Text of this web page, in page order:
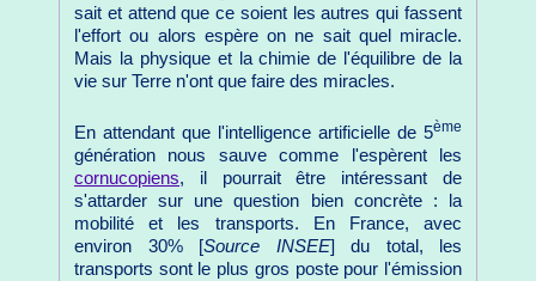
sait et attend que ce soient les autres qui fassent
l'effort ou alors espère on ne sait quel miracle.
Mais la physique et la chimie de l'équilibre de la
vie sur Terre n'ont que faire des miracles.
En attendant que l'intelligence artificielle de 5ème
génération nous sauve comme l'espèrent les
cornucopiens, il pourrait être intéressant de
s'attarder sur une question bien concrète : la
mobilité et les transports. En France, avec
environ 30% [Source INSEE] du total, les
transports sont le plus gros poste pour l'émission